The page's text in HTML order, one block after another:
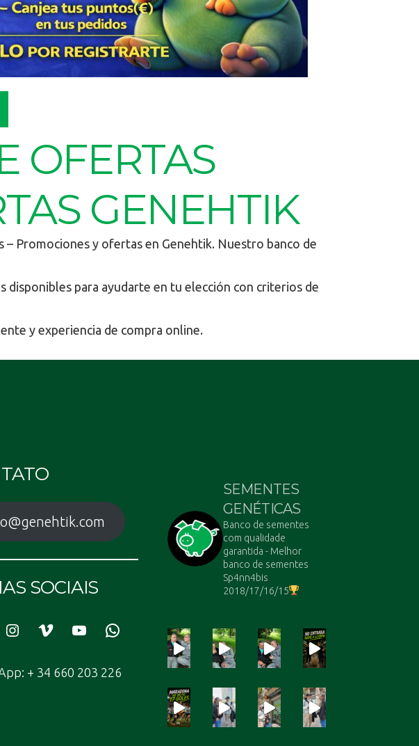
OFERTAS
GENEHTIK
Promociones y ofertas en Genehtik. Nuestro banco de
disponibles para ayudarte en tu elección con criterios de
y experiencia de compra online.
SOCIAIS
Instagram
VimeoYouTubeWhatsApp
+ 34 660 203 226
SEMENTES
GENÉTICAS
Banco de sementes
com qualidade
garantida - Melhor
banco de sementes
Sp4nn4bis
2018/17/16/15